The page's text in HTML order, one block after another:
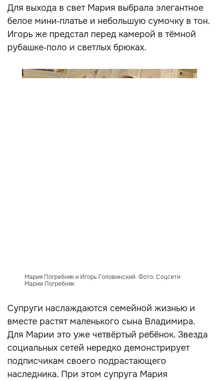
Для выхода в свет Мария выбрала элегантное
белое мини‑платье и небольшую сумочку в тон.
Игорь же предстал перед камерой в тёмной
рубашке‑поло и светлых брюках.
Мария Погребняк и Игорь Головинский. Фото: Соцсети
Марии Погребняк
Супруги наслаждаются семейной жизнью и
вместе растят маленького сына Владимира.
Для Марии это уже четвёртый ребёнок. Звезда
социальных сетей нередко демонстрирует
подписчикам своего подрастающего
наследника. При этом супруга Мария